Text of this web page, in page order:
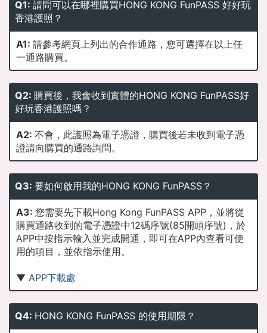
Q1: 請問可以在哪裡購買HONG KONG FunPASS 好好玩
香港護照？
A1: 請參考網頁上列出的合作通路，您可選擇在以上任
一通路購買。
Q2: 購買後，我會收到實體的HONG KONG FunPASS好
好玩香港護照嗎？
A2: 不會，此護照為電子憑證，購買後若未收到電子憑
證請向購買的通路詢問。
Q3: 要如何啟用我的HONG KONG FunPASS？
A3: 您需要先下載Hong Kong FunPASS APP，並將從
購買通路收到的電子憑證中12碼序號(85開頭序號)，於
APP中按指示輸入並完成開通，即可在APP內查看可使
用的項目，並依指示使用。
▼ APP下載處
Q4: HONG KONG FunPASS 的使用期限？